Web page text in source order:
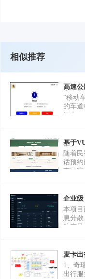
相似推荐
高速公
出口
志上
车道
“移动
的车
压力
基于
宿预订
随着
话预约
套民宿
展示、
人中
订单
流程的
企业级
本项
息分散
航变
成员工
一体化
轮对话
麦卡出
1、奇
出行